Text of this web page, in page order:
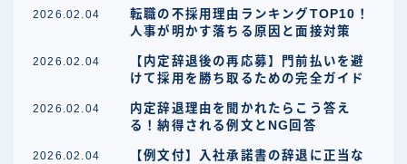
転職の不採用理由ランキングTOP10！
人事が明かす落ちる原因と面接対策
2026.02.04
【内定辞退後の再応募】門前払いを避
けて採用を勝ち取るための完全ガイド
2026.02.04
内定辞退理由を聞かれたらこう答え
る！納得される例文とNG回答
2026.02.04
【例文付】入社承諾書の辞退に正当な
2026.02.04